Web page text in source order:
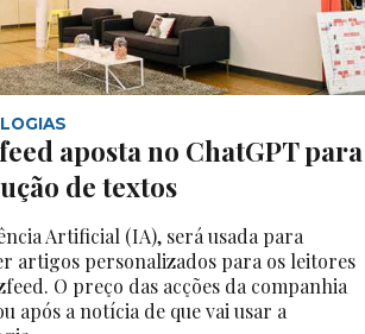
aposta no ChatGPT para
de textos
Artificial (IA), será usada para
artigos personalizados para os leitores
O preço das acções da companhia
após a notícia de que vai usar a